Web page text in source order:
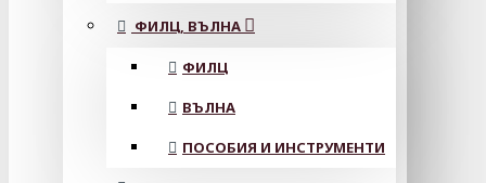
ФИЛЦ, ВЪЛНА
ФИЛЦ
ВЪЛНА
ПОСОБИЯ И ИНСТРУМЕНТИ